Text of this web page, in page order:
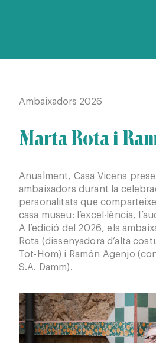
Ambaixadors 2026
Marta Rota i
Anualment, Casa Vicens
ambaixadors durant la
personalitats que
casa museu: l’excel·lència,
A l’edició del 2026, els
Rota (dissenyadora d’alta
Tot-Hom) i Ramón Agenjo
S.A. Damm).